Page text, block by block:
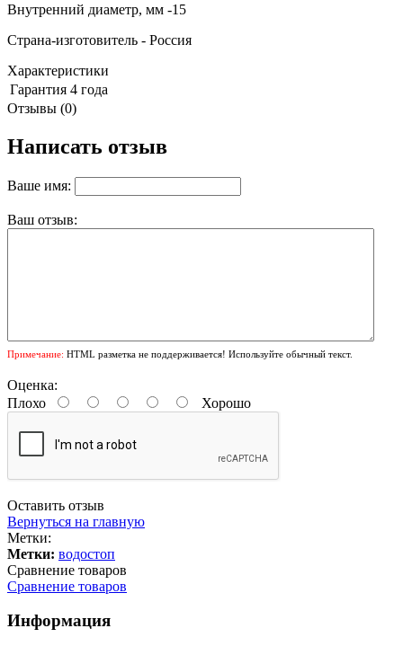
Внутренний диаметр, мм -15
Страна-изготовитель - Россия
Характеристики
Гарантия 4 года
Отзывы (0)
Написать отзыв
Ваше имя:
Ваш отзыв:
Примечание: HTML разметка не поддерживается! Используйте обычный текст.
Оценка:
Плохо
Хорошо
Оставить отзыв
Вернуться на главную
Метки:
Метки: водостоп
Сравнение товаров
Сравнение товаров
Информация